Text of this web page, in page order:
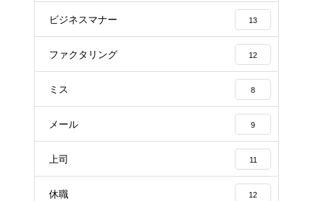
ビジネスマナー 13
ファクタリング 12
ミス 8
メール 9
上司 11
休職 12